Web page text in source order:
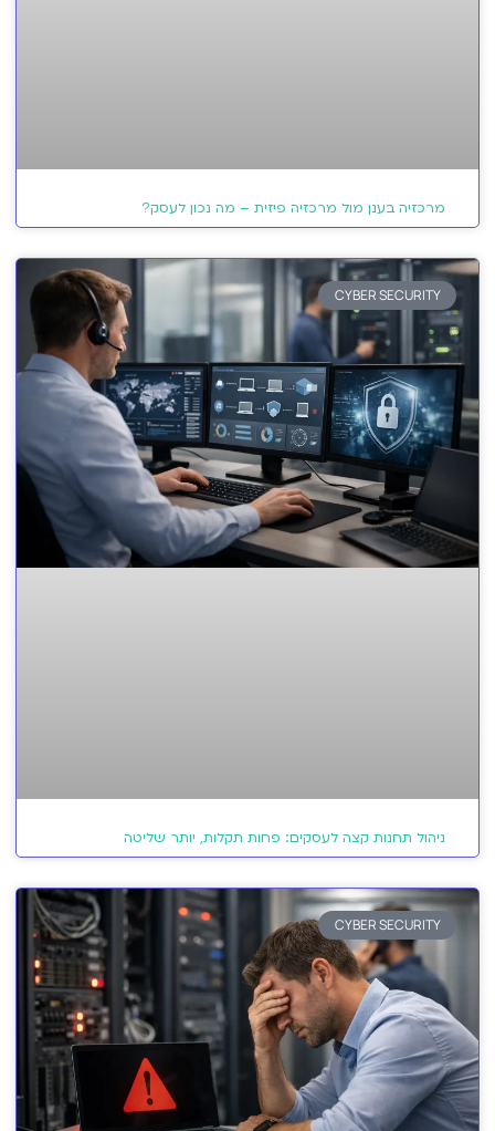
מרכזיה בענן מול מרכזיה פיזית – מה נכון לעסק?
CYBER SECURITY
ניהול תחנות קצה לעסקים: פחות תקלות, יותר שליטה
CYBER SECURITY